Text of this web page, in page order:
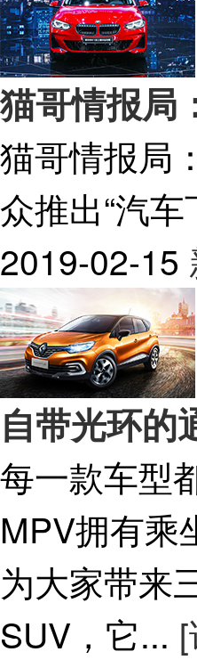
猫哥情报局
猫哥情报局
众推出“汽车
2019-02-15
自带光环的
每一款车型
MPV拥有乘
为大家带来
SUV，它...